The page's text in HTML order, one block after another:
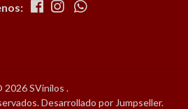
2026 SVinilos .
Desarrollado por Jumpseller.